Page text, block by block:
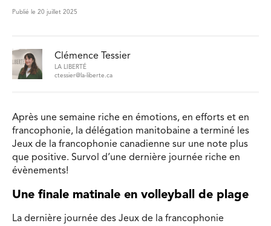
Publié le 20 juillet 2025
Clémence Tessier
LA LIBERTÉ
ctessier@la-liberte.ca
Après une semaine riche en émotions, en efforts et en
francophonie, la délégation manitobaine a terminé les
Jeux de la francophonie canadienne sur une note plus
que positive. Survol d’une dernière journée riche en
évènements!
Une finale matinale en volleyball de plage
La dernière journée des Jeux de la francophonie